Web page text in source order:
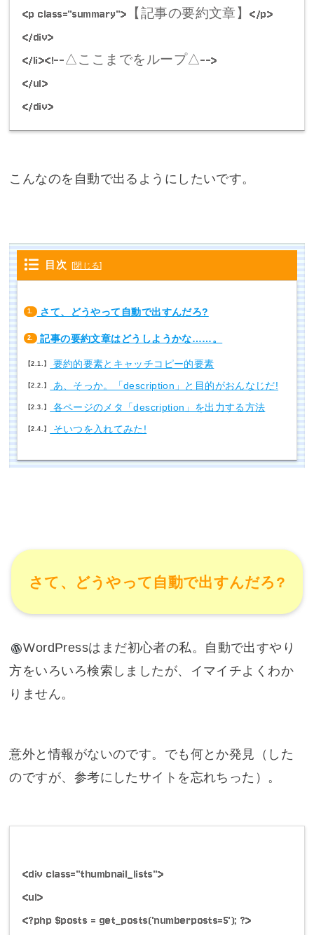
<p class="summary">【記事の要約文章】</p>
</div>
</li><!--△ここまでをループ△-->
</ul>
</div>
こんなのを自動で出るようにしたいです。
目次 [閉じる]
1. さて、どうやって自動で出すんだろ?
2. 記事の要約文章はどうしようかな……。
2.1. 要約的要素とキャッチコピー的要素
2.2. あ、そっか。「description」と目的がおんなじだ!
2.3. 各ページのメタ「description」を出力する方法
2.4. そいつを入れてみた!
さて、どうやって自動で出すんだろ?
WordPressはまだ初心者の私。自動で出すやり
方をいろいろ検索しましたが、イマイチよくわか
りません。
意外と情報がないのです。でも何とか発見（ した
のですが、参考にしたサイトを忘れちった ）。
<div class="thumbnail_lists">
<ul>
<?php $posts = get_posts('numberposts=5'); ?>